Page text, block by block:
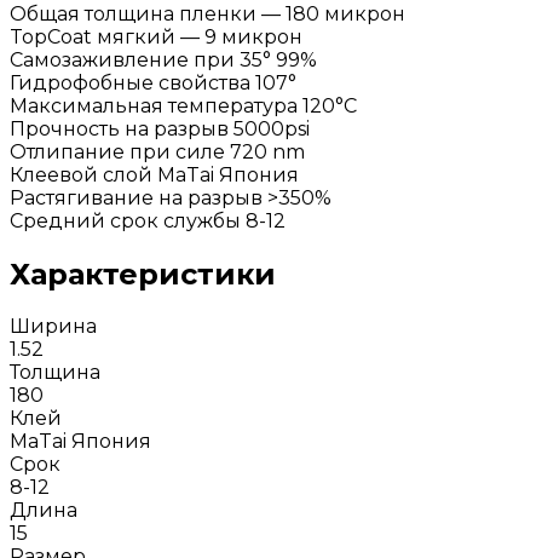
Общая толщина пленки — 180 микрон
TopCoat мягкий — 9 микрон
Самозаживление при 35° 99%
Гидрофобные свойства 107°
Максимальная температура 120°С
Прочность на разрыв 5000psi
Отлипание при силе 720 nm
Клеевой слой MaTai Япония
Растягивание на разрыв >350%
Средний срок службы 8-12
Характеристики
Ширина
1.52
Толщина
180
Клей
MaTai Япония
Срок
8-12
Длина
15